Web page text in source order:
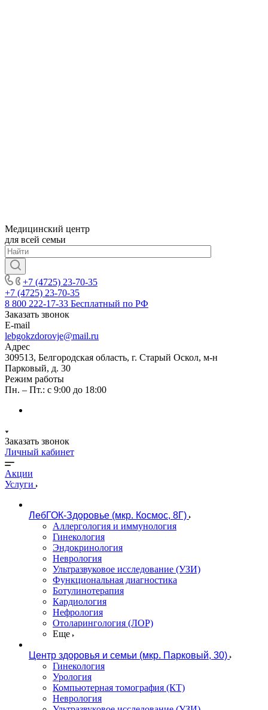
Медицинский центр
для всей семьи
+7 (4725) 23-70-35
+7 (4725) 23-70-35
8 800 222-17-33 Бесплатный по РФ
Заказать звонок
E-mail
lebgokzdorovje@mail.ru
Адрес
309513, Белгородская область, г. Старый Оскол, м-н
Парковый, д. 30
Режим работы
Пн. – Пт.: с 9:00 до 18:00
Заказать звонок
Личный кабинет
Акции
Услуги
ЛебГОК-Здоровье (мкр. Космос, 8Г)
Аллергология и иммунология
Гинекология
Эндокринология
Неврология
Ультразвуковое исследование (УЗИ)
Функциональная диагностика
Ботулинотерапия
Кардиология
Нефрология
Отоларингология (ЛОР)
Еще
Центр здоровья и семьи (мкр. Парковый, 30)
Гинекология
Урология
Компьютерная томография (КТ)
Неврология